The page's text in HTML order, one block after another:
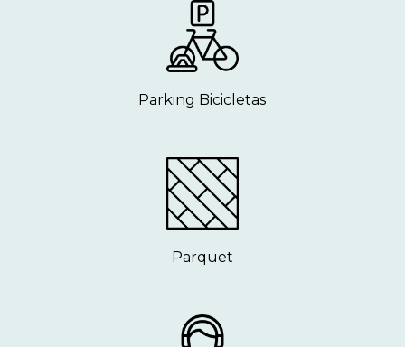
Parking Bicicletas
Parquet